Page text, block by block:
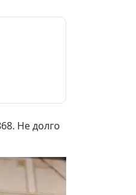
Не долго